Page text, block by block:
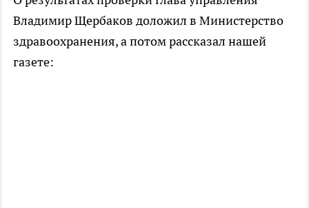
Владимир Щербаков доложил в Министерство
здравоохранения, а потом рассказал нашей
газете: